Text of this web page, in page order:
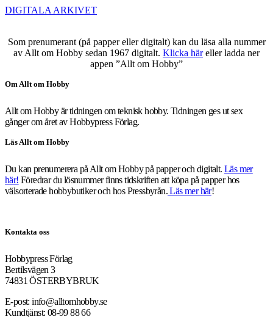
DIGITALA ARKIVET
Som prenumerant (på papper eller digitalt) kan du läsa alla nummer
av Allt om Hobby sedan 1967 digitalt. Klicka häreller ladda ner
appen ”Allt om Hobby”
Om Allt om Hobby
Allt om Hobby är tidningen om teknisk hobby. Tidningen ges ut sex
gånger om året av Hobbypress Förlag.
Läs Allt om Hobby
Du kan prenumerera på Allt om Hobby på papper och digitalt. Läs mer
här! Föredrar du lösnummer finns tidskriften att köpa på papper hos
välsorterade hobbybutiker och hos Pressbyrån.Läs mer här!
Kontakta oss
Hobbypress Förlag
Bertilsvägen 3
74831 ÖSTERBYBRUK
E-post: info@alltomhobby.se
Kundtjänst: 08-99 88 66